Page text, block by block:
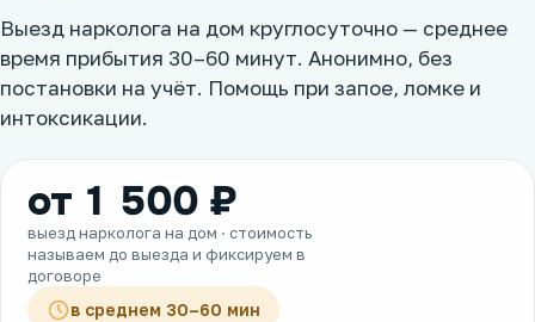
Выезд нарколога на дом круглосуточно — среднее
время прибытия 30–60 минут. Анонимно, без
постановки на учёт. Помощь при запое, ломке и
интоксикации.
от 1 500 ₽
выезд нарколога на дом · стоимость
называем до выезда и фиксируем в
договоре
в среднем 30–60 мин